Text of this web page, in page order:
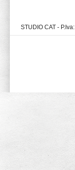
STUDIO CAT -